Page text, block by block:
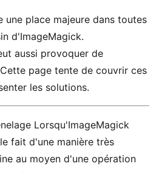
une place majeure dans toutes
d'ImageMagick.
aussi provoquer de
page tente de couvrir ces
les solutions.
Lorsqu'ImageMagick
fait d'une manière très
au moyen d'une opération